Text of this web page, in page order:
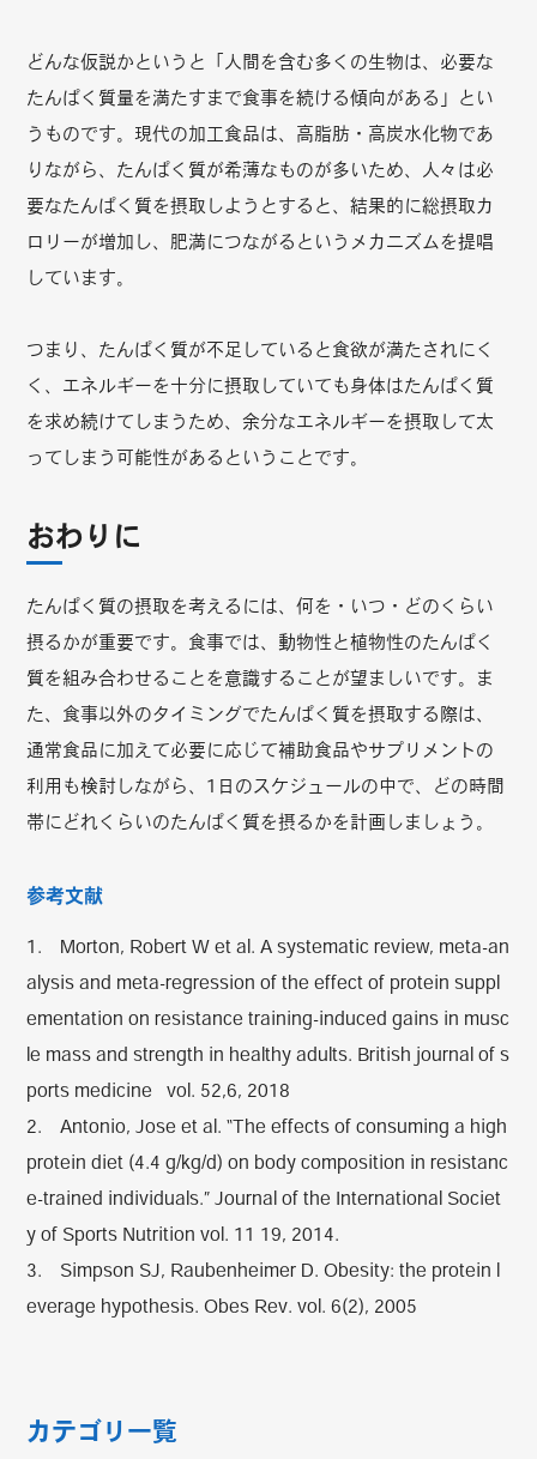
どんな仮説かというと「人間を含む多くの生物は、必要な
たんぱく質量を満たすまで食事を続ける傾向がある」とい
うものです。現代の加工食品は、高脂肪・高炭水化物であ
りながら、たんぱく質が希薄なものが多いため、人々は必
要なたんぱく質を摂取しようとすると、結果的に総摂取カ
ロリーが増加し、肥満につながるというメカニズムを提唱
しています。
つまり、たんぱく質が不足していると食欲が満たされにく
く、エネルギーを十分に摂取していても身体はたんぱく質
を求め続けてしまうため、余分なエネルギーを摂取して太
ってしまう可能性があるということです。
おわりに
たんぱく質の摂取を考えるには、何を・いつ・どのくらい
摂るかが重要です。食事では、動物性と植物性のたんぱく
質を組み合わせることを意識することが望ましいです。ま
た、食事以外のタイミングでたんぱく質を摂取する際は、
通常食品に加えて必要に応じて補助食品やサプリメントの
利用も検討しながら、1日のスケジュールの中で、どの時間
帯にどれくらいのたんぱく質を摂るかを計画しましょう。
参考文献
1. Morton, Robert W et al. A systematic review, meta-an
alysis and meta-regression of the effect of protein suppl
ementation on resistance training-induced gains in musc
le mass and strength in healthy adults. British journal of s
ports medicine vol. 52,6, 2018
2. Antonio, Jose et al. “The effects of consuming a high
protein diet (4.4 g/kg/d) on body composition in resistanc
e-trained individuals.” Journal of the International Societ
y of Sports Nutrition vol. 11 19, 2014.
3. Simpson SJ, Raubenheimer D. Obesity: the protein l
everage hypothesis. Obes Rev. vol. 6(2), 2005
カテゴリ一覧